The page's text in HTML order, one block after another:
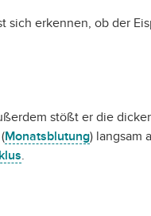
sich erkennen, ob der
stößt er die
Monatsblutung) langsam
.